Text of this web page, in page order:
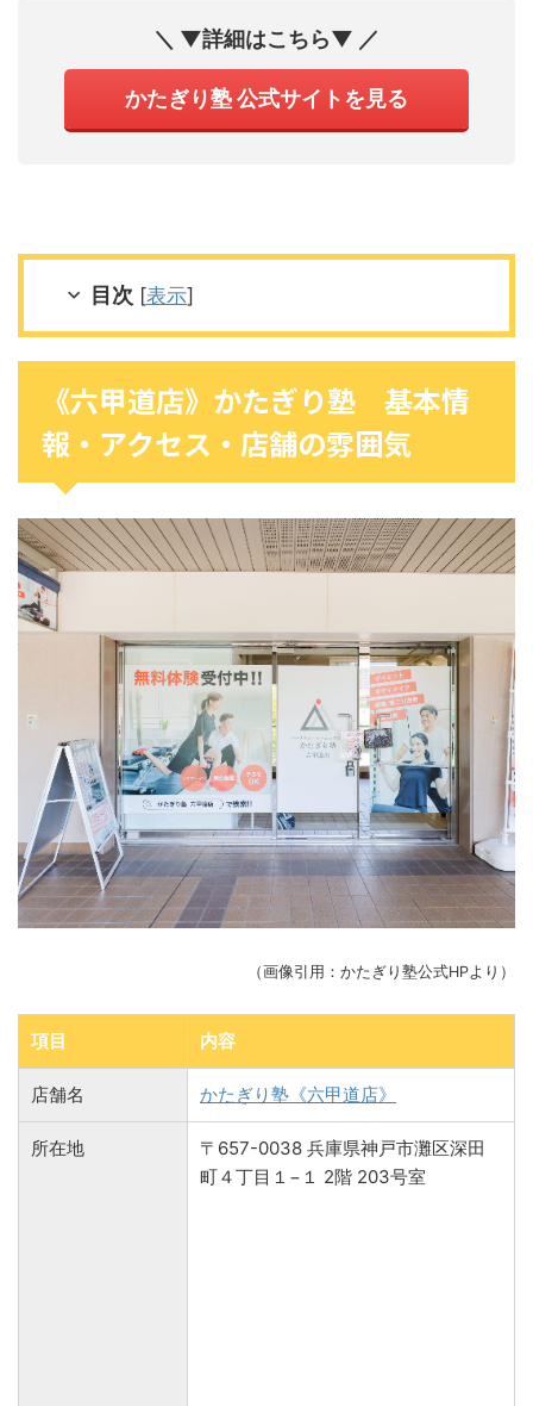
＼ ▼詳細はこちら▼ ／
かたぎり塾 公式サイトを見る
目次 [表示]
《六甲道店》かたぎり塾 基本情
報・アクセス・店舗の雰囲気
（画像引用：かたぎり塾公式HPより）
項目 内容
店舗名 かたぎり塾《六甲道店》
所在地
〒657-0038 兵庫県神戸市灘区深田
町４丁目１−１ 2階 203号室